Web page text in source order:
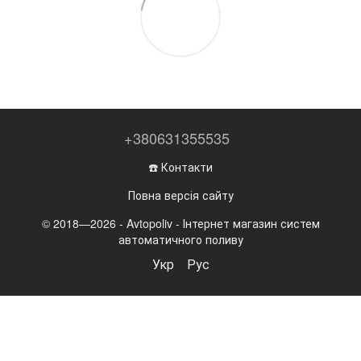
+380631355535
☎️ Контакти
Повна версія сайту
© 2018—2026 - Avtopoliv - Інтернет магазин систем
автоматичного поливу
Укр Рус